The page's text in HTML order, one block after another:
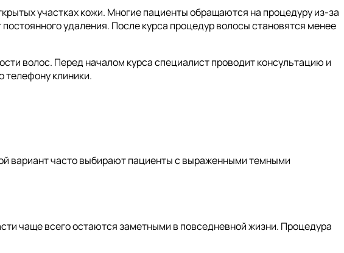
участках кожи. Многие пациенты обращаются на процедуру из-за
удаления. После курса процедур волосы становятся менее
волос. Перед началом курса специалист проводит консультацию и
телефону клиники.
вариант часто выбирают пациенты с выраженными темными
чаще всего остаются заметными в повседневной жизни. Процедура